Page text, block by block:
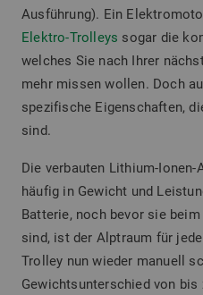
Ausführung). Ein
Elektro-Trolleys sogar die
welches Sie nach Ihrer
mehr missen wollen. Doch
spezifische Eigenschaften,
sind.
Die verbauten Lithium-
häufig in Gewicht und
Batterie, noch bevor sie
sind, ist der Alptraum für
Trolley nun wieder manuell
Gewichtsunterschied von